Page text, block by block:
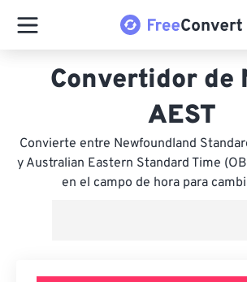
Convertidor de
AEST
Convierte entre Newfoundland
y Australian Eastern Standard Time
en el campo de hora para